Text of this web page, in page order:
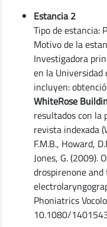
Estancia 2
Tipo de estancia:
Motivo de la
Investigadora
en la Universidad
incluyen:
WhiteRose
resultados con la
revista indexada
F.M.B., Howard,
Jones, G.
drospirenone
Phoniatrics
10.1080/